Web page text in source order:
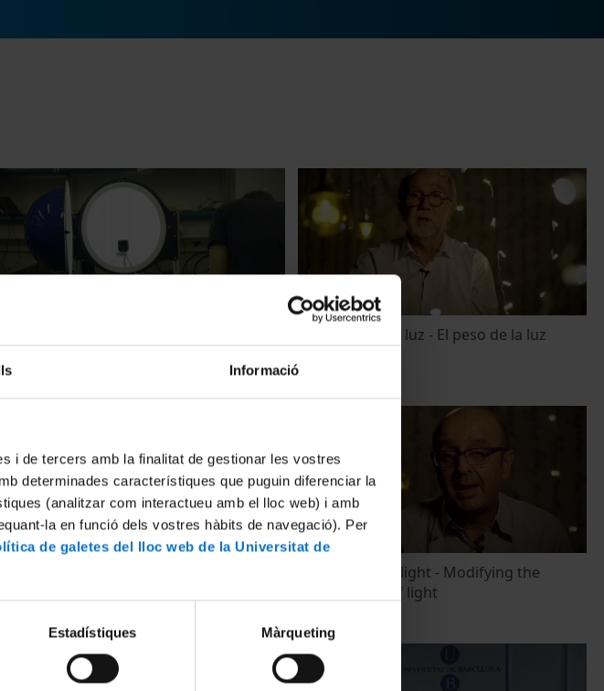
Informació
i de tercers amb la finalitat de gestionar les vostres
determinades característiques que puguin diferenciar la
(analitzar com interactueu amb el lloc web) i amb
la en funció dels vostres hàbits de navegació). Per
de galetes del lloc web de la Universitat de
Estadístiques Màrqueting
febrer, 2016
La ciencia de la luz - El peso de la luz
The science of light - Modifying the
composition of light